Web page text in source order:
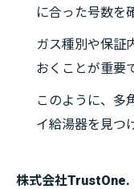
に合った号数を
ガス種別や保証
おくことが重要
このように、多
イ給湯器を見つ
株式会社TrustOne.